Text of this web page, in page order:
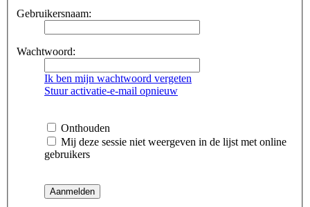
Gebruikersnaam:
Wachtwoord:
Ik ben mijn wachtwoord vergeten
Stuur activatie-e-mail opnieuw
Onthouden
Mij deze sessie niet weergeven in de lijst met online
gebruikers